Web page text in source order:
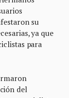
su
ya que
para
del